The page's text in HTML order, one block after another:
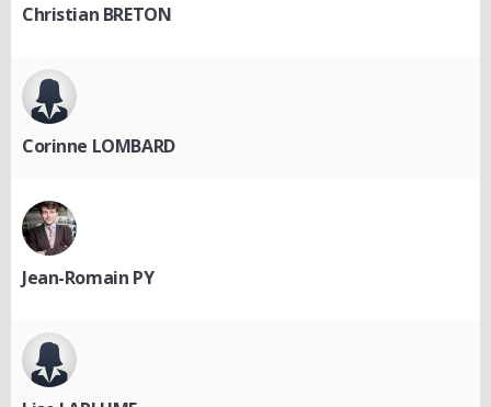
Christian BRETON
Corinne LOMBARD
Jean-Romain PY